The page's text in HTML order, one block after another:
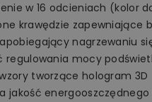
w 16 odcieniach (kolor
krawędzie zapewniające
nagrzewaniu
regulowania mocy
tworzące hologram 3D
jakość energooszczędnego